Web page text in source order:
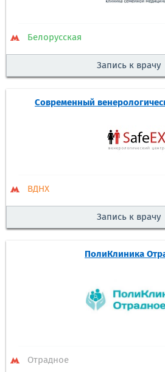
Белорусская
Запись к врачу
Современный
ВДНХ
Запись к врачу
ПолиКлиника
Отрадное